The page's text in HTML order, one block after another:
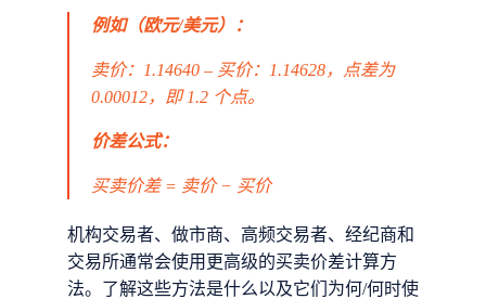
例如（欧元/美元）：
卖价：1.14640 – 买价：1.14628，点差为
0.00012，即 1.2 个点。
价差公式：
买卖价差 = 卖价 − 买价
机构交易者、做市商、高频交易者、经纪商和
交易所通常会使用更高级的买卖价差计算方
法。了解这些方法是什么以及它们为何/何时使